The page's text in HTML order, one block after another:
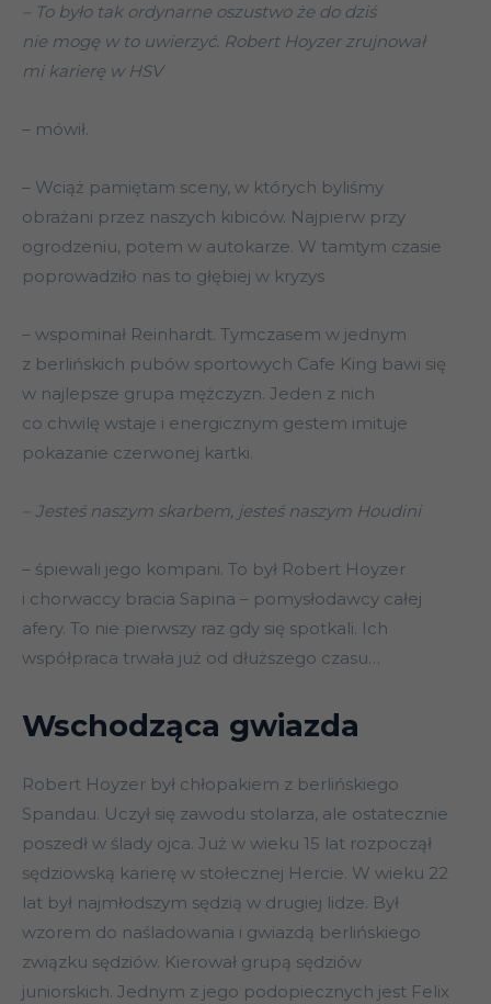
– To było tak ordynarne oszustwo że do dziś
nie mogę w to uwierzyć. Robert Hoyzer zrujnował
mi karierę w HSV
– mówił.
– Wciąż pamiętam sceny, w których byliśmy
obrażani przez naszych kibiców. Najpierw przy
ogrodzeniu, potem w autokarze. W tamtym czasie
poprowadziło nas to głębiej w kryzys
– wspominał Reinhardt. Tymczasem w jednym
z berlińskich pubów sportowych Cafe King bawi się
w najlepsze grupa mężczyzn. Jeden z nich
co chwilę wstaje i energicznym gestem imituje
pokazanie czerwonej kartki.
– Jesteś naszym skarbem, jesteś naszym Houdini
– śpiewali jego kompani. To był Robert Hoyzer
i chorwaccy bracia Sapina – pomysłodawcy całej
afery. To nie pierwszy raz gdy się spotkali. Ich
współpraca trwała już od dłuższego czasu…
Wschodząca gwiazda
Robert Hoyzer był chłopakiem z berlińskiego
Spandau. Uczył się zawodu stolarza, ale ostatecznie
poszedł w ślady ojca. Już w wieku 15 lat rozpoczął
sędziowską karierę w stołecznej Hercie. W wieku 22
lat był najmłodszym sędzią w drugiej lidze. Był
wzorem do naśladowania i gwiazdą berlińskiego
związku sędziów. Kierował grupą sędziów
juniorskich. Jednym z jego podopiecznych jest Felix